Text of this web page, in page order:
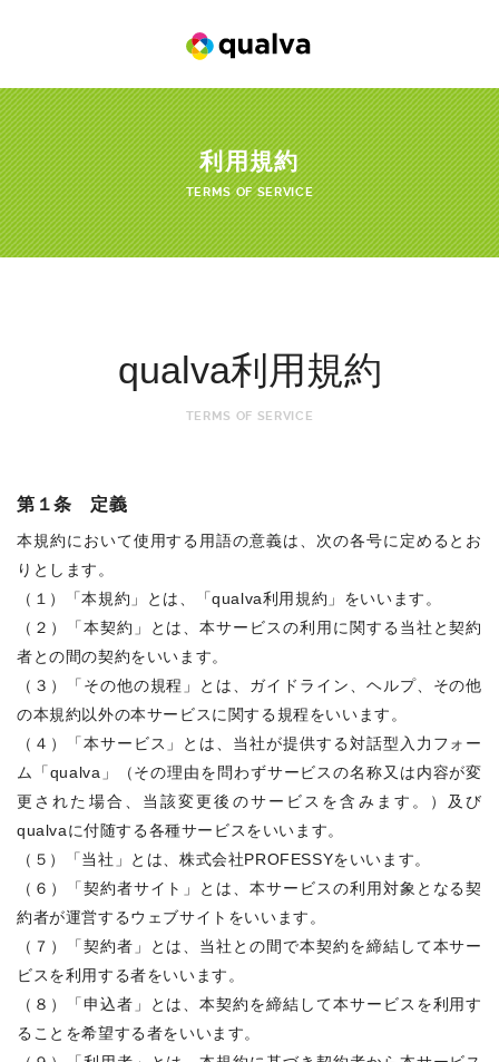
利用規約
TERMS OF SERVICE
qualva利用規約
TERMS OF SERVICE
第１条 定義
本規約において使用する用語の意義は、次の各号に定めるとお
りとします。
（１）「本規約」とは、「qualva利用規約」をいいます。
（２）「本契約」とは、本サービスの利用に関する当社と契約
者との間の契約をいいます。
（３）「その他の規程」とは、ガイドライン、ヘルプ、その他
の本規約以外の本サービスに関する規程をいいます。
（４）「本サービス」とは、当社が提供する対話型入力フォー
ム「qualva」（その理由を問わずサービスの名称又は内容が変
更された場合、当該変更後のサービスを含みます。）及び
qualvaに付随する各種サービスをいいます。
（５）「当社」とは、株式会社PROFESSYをいいます。
（６）「契約者サイト」とは、本サービスの利用対象となる契
約者が運営するウェブサイトをいいます。
（７）「契約者」とは、当社との間で本契約を締結して本サー
ビスを利用する者をいいます。
（８）「申込者」とは、本契約を締結して本サービスを利用す
ることを希望する者をいいます。